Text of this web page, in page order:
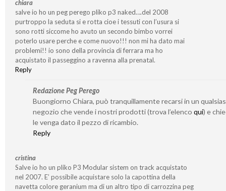
chiara
salve io ho un peg perego pliko p3 naked….del 2008
purtroppo la seduta si e rotta cioe i tessuti con l’usura si
sono rotti siccome ho avuto un secondo bimbo vorrei
poterlo usare perche e come nuovo!!! non mi ha dato mai
problemi!! io sono della provincia di ferrara ma ho
acquistato il passeggino a ravenna alla prenatal.
Reply
Redazione Peg Perego
Buongiorno Chiara, può tranquillamente recarsi in un
negozio che vende i nostri prodotti (trova l’elenco qui) e
le venga dato il pezzo di ricambio.
Reply
cristina
Salve io ho un pliko P3 Modular sistem on track acquistato
nel 2007. E’ possibile acquistare solo la capottina della
navetta colore geranium ma di un altro tipo di carrozzina peg